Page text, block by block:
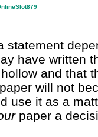
statement
have written
and that
will not
use it as a
paper a